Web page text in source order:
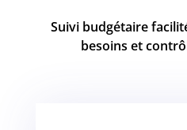
Suivi budgétaire
besoins et